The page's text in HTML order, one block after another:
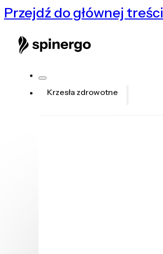
Przejdź do głównej treści
Krzesła zdrowotne